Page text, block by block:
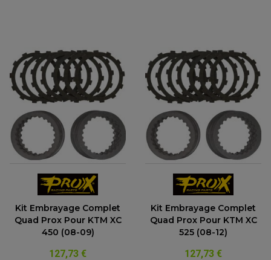
Kit Embrayage Complet
Quad Prox Pour KTM XC
450 (08-09)
127,73 €
Kit Embrayage Complet
Quad Prox Pour KTM XC
525 (08-12)
127,73 €